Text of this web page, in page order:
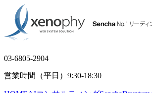
03-6805-2904
営業時間（平日）9:30-18:30